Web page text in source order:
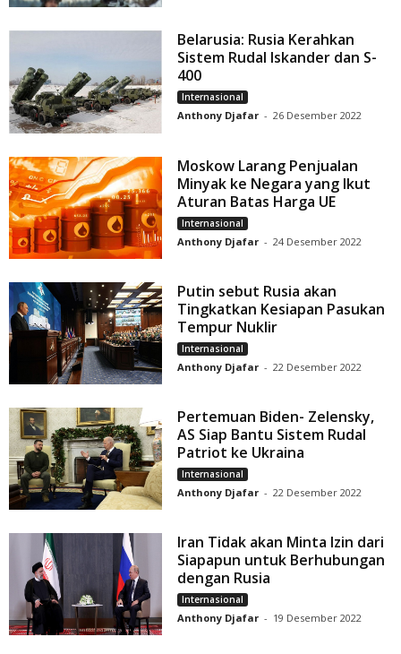
Belarusia: Rusia Kerahkan
Sistem Rudal Iskander dan S-
400
Internasional
Anthony Djafar - 26 Desember 2022
Moskow Larang Penjualan
Minyak ke Negara yang Ikut
Aturan Batas Harga UE
Internasional
Anthony Djafar - 24 Desember 2022
Putin sebut Rusia akan
Tingkatkan Kesiapan Pasukan
Tempur Nuklir
Internasional
Anthony Djafar - 22 Desember 2022
Pertemuan Biden- Zelensky,
AS Siap Bantu Sistem Rudal
Patriot ke Ukraina
Internasional
Anthony Djafar - 22 Desember 2022
Iran Tidak akan Minta Izin dari
Siapapun untuk Berhubungan
dengan Rusia
Internasional
Anthony Djafar - 19 Desember 2022